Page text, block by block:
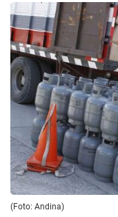
(Foto: Andina)